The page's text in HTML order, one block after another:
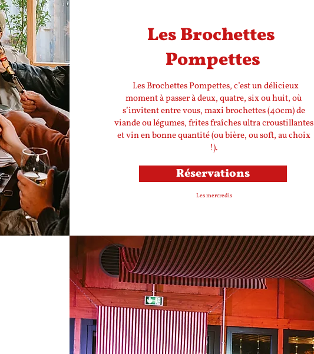
Les Brochettes
Pompettes
Les Brochettes Pompettes, c’est un délicieux
moment à passer à deux, quatre, six ou huit, où
s’invitent entre vous, maxi brochettes (40cm) de
viande ou légumes, frites fraîches ultra croustillantes
et vin en bonne quantité (ou bière, ou soft, au choix
!).
Réservations
Les mercredis